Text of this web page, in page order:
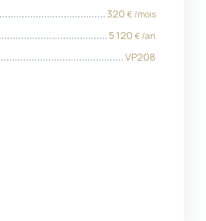
320 € /mois
5 120 € /an
VP208